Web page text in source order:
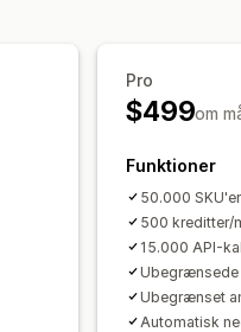
Pro
$499om
Funktioner
50.000 SKU'er
500 kreditter/
15.000 API-
Ubegrænset
Automatisk